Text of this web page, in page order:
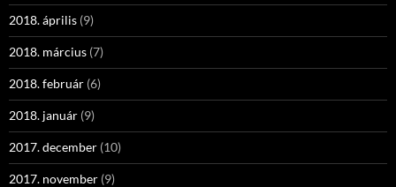
2018. április (9)
2018. március (7)
2018. február (6)
2018. január (9)
2017. december (10)
2017. november (9)